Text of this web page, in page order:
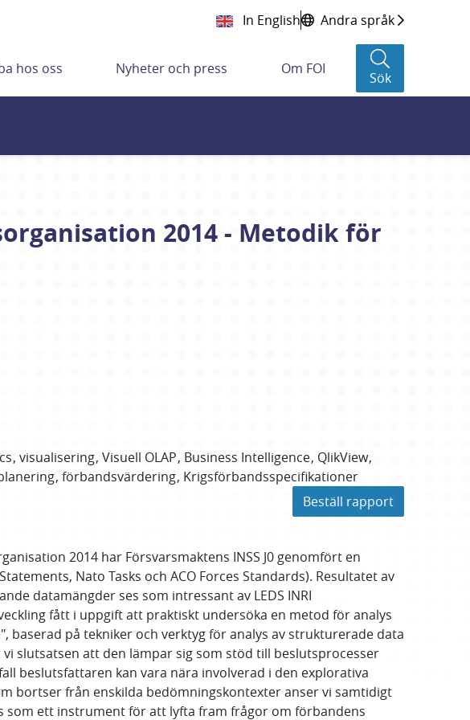
In English Andra språk
hos oss Nyheter och press Om FOI
Sök
2014 - Metodik för
visualisering Visuell OLAP Business Intelligence QlikView
förbandsvärdering Krigsförbandsspecifikationer
Beställ rapport
2014 har Försvarsmaktens INSS J0 genomfört en
Nato Tasks och ACO Forces Standards). Resultatet av
datamängder ses som intressant av LEDS INRI
fått i uppgift att praktiskt undersöka en metod för analys
baserad på tekniker och verktyg för analys av strukturerade data
slutsatsen att den lämpar sig som stöd till beslutsprocesser
beslutsfattaren kan vara nära involverad i den explorativa
bortser från enskilda bedömningskontexter anser vi samtidigt
som ett instrument för att lyfta fram frågor om förbandens